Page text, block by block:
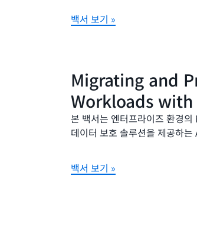
백서 보기 »
Migrating and
Workloads with
본 백서는 엔터프라이즈 환경
데이터 보호 솔루션을 제공하
백서 보기 »